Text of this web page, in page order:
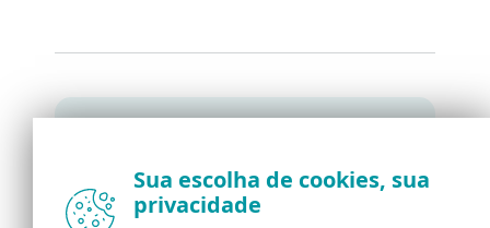
Quer receber o nosso
conteúdo?
Sua escolha de cookies, sua
privacidade